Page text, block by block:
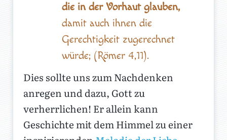
die in der Vorhaut glauben,
damit auch ihnen die
Gerechtigkeit zugerechnet
würde; (Römer 4,11).
Dies sollte uns zum Nachdenken
anregen und dazu, Gott zu
verherrlichen! Er allein kann
Geschichte mit dem Himmel zu einer